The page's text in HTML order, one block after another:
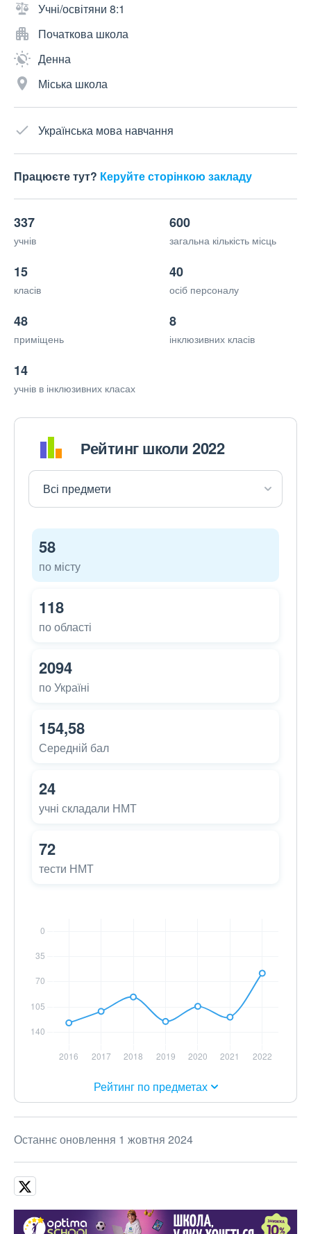
Учні/освітяни 8:1
Початкова школа
Денна
Міська школа
Українська мова навчання
Працюєте тут? Керуйте сторінкою закладу
337
учнів
600
загальна кількість місць
15
класів
40
осіб персоналу
48
приміщень
8
інклюзивних класів
14
учнів в інклюзивних класах
Рейтинг школи 2022
58
по місту
118
по області
2094
по Україні
154,58
Середній бал
24
учні складали НМТ
72
тести НМТ
Рейтинг по предметах
Останнє оновлення 1 жовтня 2024